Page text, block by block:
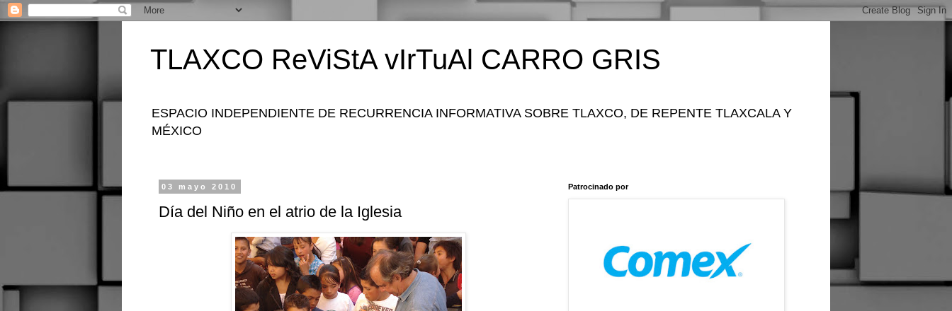
TLAXCO ReViStA vIrTuAl CARRO GRIS
ESPACIO INDEPENDIENTE DE RECURRENCIA INFORMATIVA SOBRE TLAXCO, DE REPENTE TLAXCALA Y
MÉXICO
03 mayo 2010
Día del Niño en el atrio de la Iglesia
Patrocinado por